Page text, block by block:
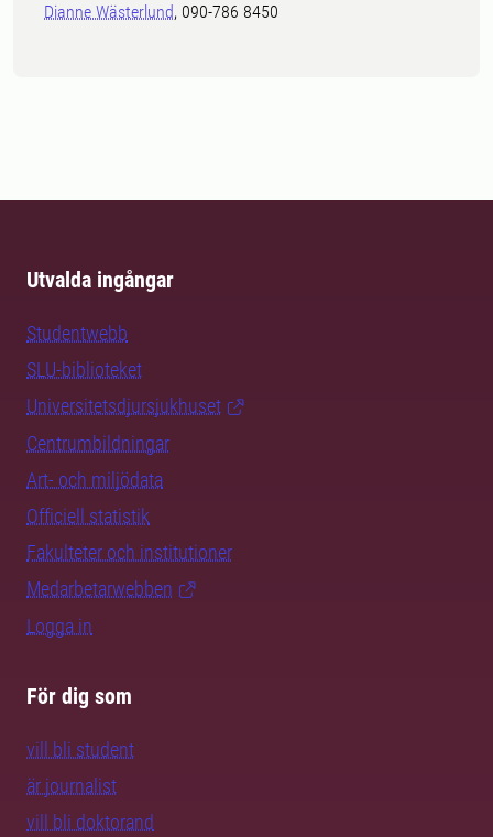
Dianne Wästerlund, 090-786 8450
Utvalda ingångar
Studentwebb
SLU-biblioteket
Universitetsdjursjukhuset
Centrumbildningar
Art- och miljödata
Officiell statistik
Fakulteter och institutioner
Medarbetarwebben
Logga in
För dig som
vill bli student
är journalist
vill bli doktorand